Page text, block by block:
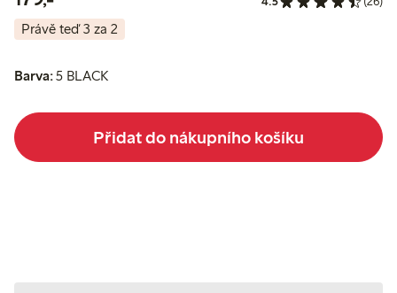
Právě teď 3 za 2
Barva:5 BLACK
Přidat do nákupního košíku